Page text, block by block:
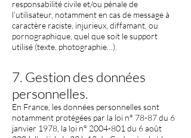
responsabilité civile et/ou pénale de
l’utilisateur, notamment en cas de message à
caractère raciste, injurieux, diffamant, ou
pornographique, quel que soit le support
utilisé (texte, photographie…).
7. Gestion des données
personnelles.
En France, les données personnelles sont
notamment protégées par la loi n° 78-87 du 6
janvier 1978, la loi n° 2004-801 du 6 août